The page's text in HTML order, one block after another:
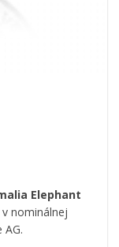
Elephant
nominálnej
AG.